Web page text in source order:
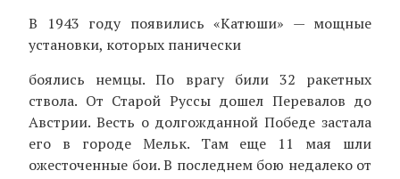
В 1943 году появились «Катюши» — мощные
установки, которых панически
боялись немцы. По врагу били 32 ракетных
ствола. От Старой Руссы дошел Перевалов до
Австрии. Весть о долгожданной Победе застала
его в городе Мельк. Там еще 11 мая шли
ожесточенные бои. В последнем бою недалеко от